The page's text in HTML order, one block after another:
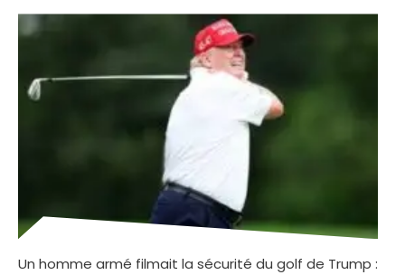
Un homme armé filmait la sécurité du golf de Trump :